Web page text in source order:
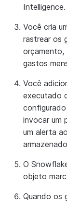
Intelligence.
Você cria
rastrear os
orçamento,
gastos
Você
executado
invocar um
um alerta
O
objeto
Quando os